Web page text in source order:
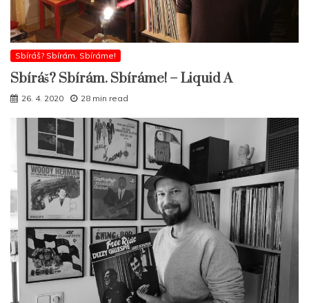
Sbíráš? Sbírám. Sbíráme!
Sbíráš? Sbírám. Sbíráme! – Liquid A
26. 4. 2020 28 min read